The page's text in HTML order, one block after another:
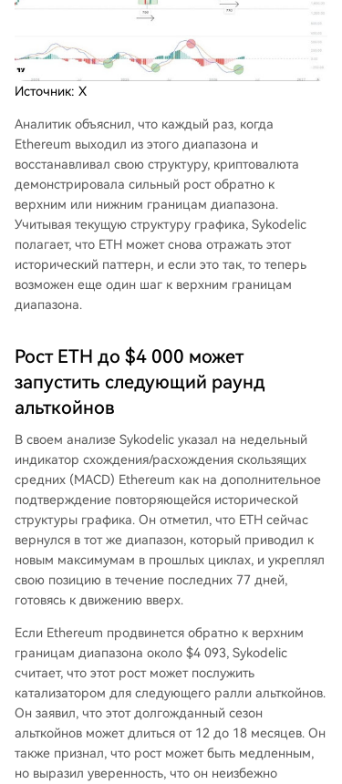
Источник: X
Аналитик объяснил, что каждый раз, когда
Ethereum выходил из этого диапазона и
восстанавливал свою структуру, криптовалюта
демонстрировала сильный рост обратно к
верхним или нижним границам диапазона.
Учитывая текущую структуру графика, Sykodelic
полагает, что ETH может снова отражать этот
исторический паттерн, и если это так, то теперь
возможен еще один шаг к верхним границам
диапазона.
Рост ETH до $4 000 может
запустить следующий раунд
альткойнов
В своем анализе Sykodelic указал на недельный
индикатор схождения/расхождения скользящих
средних (MACD) Ethereum как на дополнительное
подтверждение повторяющейся исторической
структуры графика. Он отметил, что ETH сейчас
вернулся в тот же диапазон, который приводил к
новым максимумам в прошлых циклах, и укреплял
свою позицию в течение последних 77 дней,
готовясь к движению вверх.
Если Ethereum продвинется обратно к верхним
границам диапазона около $4 093, Sykodelic
считает, что этот рост может послужить
катализатором для следующего ралли альткойнов.
Он заявил, что этот долгожданный сезон
альткойнов может длиться от 12 до 18 месяцев. Он
также признал, что рост может быть медленным,
но выразил уверенность, что он неизбежно